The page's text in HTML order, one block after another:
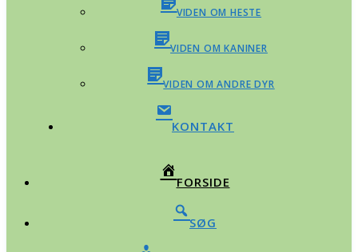
VIDEN OM HESTE
VIDEN OM KANINER
VIDEN OM ANDRE DYR
KONTAKT
FORSIDE
SØG